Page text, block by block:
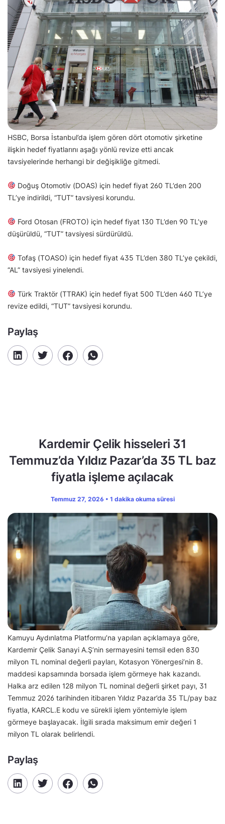
HSBC, Borsa İstanbul’da işlem gören dört otomotiv şirketine
ilişkin hedef fiyatlarını aşağı yönlü revize etti ancak
tavsiyelerinde herhangi bir değişikliğe gitmedi.
Doğuş Otomotiv (DOAS) için hedef fiyat 260 TL’den 200
TL’ye indirildi, “TUT” tavsiyesi korundu.
Ford Otosan (FROTO) için hedef fiyat 130 TL’den 90 TL’ye
düşürüldü, “TUT” tavsiyesi sürdürüldü.
Tofaş (TOASO) için hedef fiyat 435 TL’den 380 TL’ye çekildi,
“AL” tavsiyesi yinelendi.
Türk Traktör (TTRAK) için hedef fiyat 500 TL’den 460 TL’ye
revize edildi, “TUT” tavsiyesi korundu.
Paylaş
Kardemir Çelik hisseleri 31
Temmuz’da Yıldız Pazar’da 35 TL baz
fiyatla işleme açılacak
Temmuz 27, 2026 • 1 dakika okuma süresi
Kamuyu Aydınlatma Platformu’na yapılan açıklamaya göre,
Kardemir Çelik Sanayi A.Ş’nin sermayesini temsil eden 830
milyon TL nominal değerli payları, Kotasyon Yönergesi’nin 8.
maddesi kapsamında borsada işlem görmeye hak kazandı.
Halka arz edilen 128 milyon TL nominal değerli şirket payı, 31
Temmuz 2026 tarihinden itibaren Yıldız Pazar’da 35 TL/pay baz
fiyatla, KARCL.E kodu ve sürekli işlem yöntemiyle işlem
görmeye başlayacak. İlgili sırada maksimum emir değeri 1
milyon TL olarak belirlendi.
Paylaş